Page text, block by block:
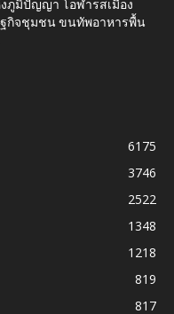
ภูมิปัญญา โอฬารสเมือง
ฐกิจชุมชน ขนทัพอาหารพื้น
6175
3746
2522
1348
1218
819
817